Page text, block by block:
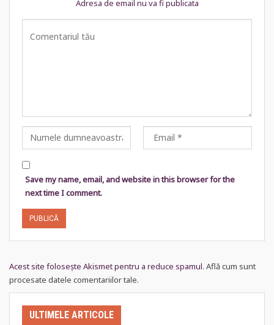
Adresa de email nu va fi publicata
Save my name, email, and website in this browser for the
next time I comment.
Acest site folosește Akismet pentru a reduce spamul. Află cum sunt
procesate datele comentariilor tale.
ULTIMELE ARTICOLE